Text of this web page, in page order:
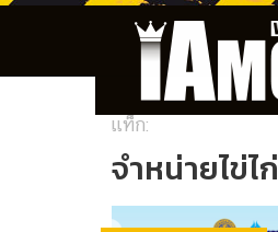
แท็ก:
จำหน่ายไข่ไก่